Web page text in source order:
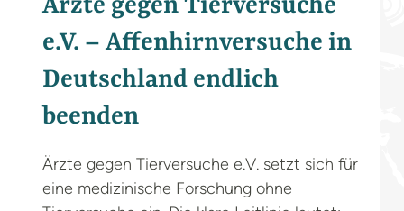
Ärzte gegen Tierversuche
e.V. – Affenhirnversuche in
Deutschland endlich
beenden
Ärzte gegen Tierversuche e.V. setzt sich für
eine medizinische Forschung ohne